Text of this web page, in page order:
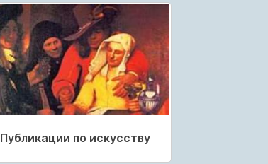
Публикации по искусству